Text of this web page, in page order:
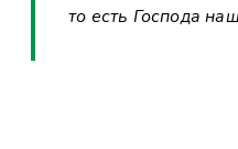
то есть Господа